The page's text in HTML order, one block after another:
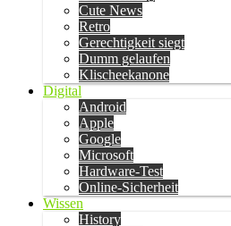
Cute News
Retro
Gerechtigkeit siegt
Dumm gelaufen
Klischeekanone
Digital
Android
Apple
Google
Microsoft
Hardware-Test
Online-Sicherheit
Wissen
History